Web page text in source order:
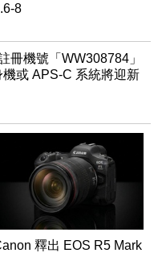
8
冊機號「WW308784」
或 APS-C 系統將迎新
釋出 EOS R5 Mark